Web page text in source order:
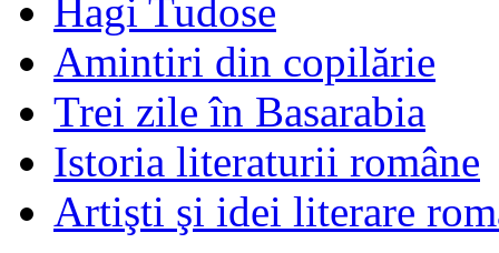
Hagi Tudose
Amintiri din copilărie
Trei zile în Basarabia
Istoria literaturii române
Artişti şi idei literare